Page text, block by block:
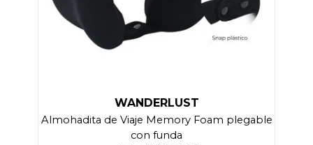
WANDERLUST
Almohadita de Viaje Memory Foam plegable
con funda